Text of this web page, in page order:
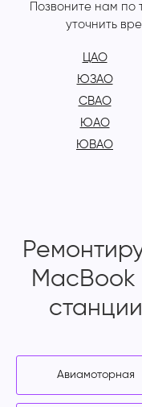
Позвоните нам по
уточнить
ЦАО
ЮЗАО
СВАО
ЮАО
ЮВАО
Авиамоторная